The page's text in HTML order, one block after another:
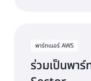
พาร์ทเนอร์ AWS
ร่วมเป็นพา